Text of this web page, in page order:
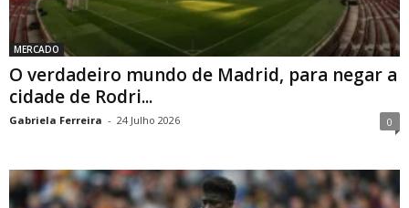
MERCADO
O verdadeiro mundo de Madrid, para negar a
cidade de Rodri...
Gabriela Ferreira - 24 Julho 2026 0